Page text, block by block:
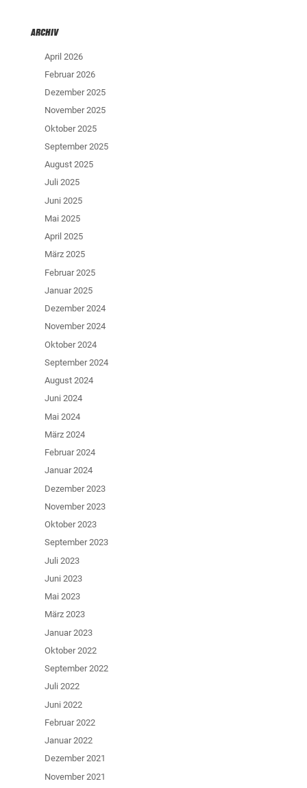
ARCHIV
April 2026
Februar 2026
Dezember 2025
November 2025
Oktober 2025
September 2025
August 2025
Juli 2025
Juni 2025
Mai 2025
April 2025
März 2025
Februar 2025
Januar 2025
Dezember 2024
November 2024
Oktober 2024
September 2024
August 2024
Juni 2024
Mai 2024
März 2024
Februar 2024
Januar 2024
Dezember 2023
November 2023
Oktober 2023
September 2023
Juli 2023
Juni 2023
Mai 2023
März 2023
Januar 2023
Oktober 2022
September 2022
Juli 2022
Juni 2022
Februar 2022
Januar 2022
Dezember 2021
November 2021